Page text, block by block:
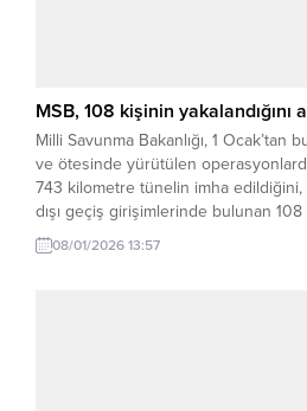
MSB, 108 kişinin yakalandığını
Milli Savunma Bakanlığı, 1 Ocak’tan
ve ötesinde yürütülen
743 kilometre tünelin imha
dışı geçiş girişimlerinde bulunan
yakalandığını açıkladı. Milli Savunma
Haftalık Basın Bilgilendirme
08/01/2026 13:57